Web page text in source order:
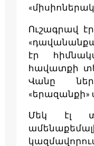
Ուշագրավ
էր
հավատքի
Վանը
«երազանքի»
Մեկ էլ